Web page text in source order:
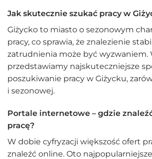
Jak skutecznie szukać pracy w
Giżycko to miasto o sezonowym
pracy, co sprawia, że znalezienie
zatrudnienia może być wyzwaniem.
przedstawiamy najskuteczniejsze
poszukiwanie pracy w Giżycku,
i sezonowej.
Portale internetowe – gdzie
pracę?
W dobie cyfryzacji większość ofert
znaleźć online. Oto